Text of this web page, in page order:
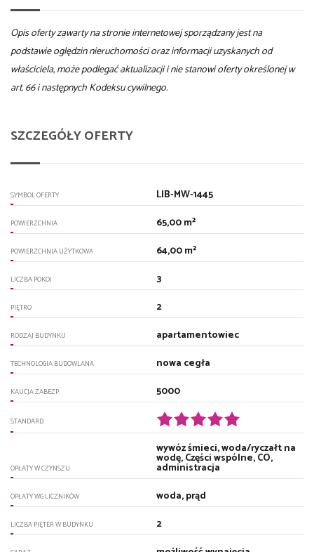
Opis oferty zawarty na stronie internetowej sporządzany jest na
podstawie oględzin nieruchomości oraz informacji uzyskanych od
właściciela, może podlegać aktualizacji i nie stanowi oferty określonej w
art. 66 i następnych Kodeksu cywilnego.
SZCZEGÓŁY OFERTY
SYMBOL OFERTY LIB-MW-1445
POWIERZCHNIA 65,00 m²
POWIERZCHNIA UŻYTKOWA 64,00 m²
LICZBA POKOI 3
PIĘTRO 2
RODZAJ BUDYNKU apartamentowiec
TECHNOLOGIA BUDOWLANA nowa cegła
KAUCJA ZABEZP. 5000
STANDARD
OPŁATY W CZYNSZU
wywóz śmieci, woda/ryczałt na
wodę, Części wspólne, CO,
administracja
OPŁATY WG LICZNIKÓW woda, prąd
LICZBA PIĘTER W BUDYNKU 2